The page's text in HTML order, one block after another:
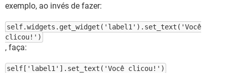
exemplo, ao invés de fazer:
self.widgets.get_widget('label1').set_text('Você
clicou!')
, faça:
self['label1'].set_text('Você clicou!')